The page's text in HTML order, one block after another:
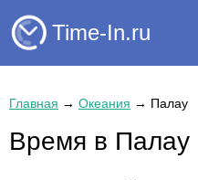
Time-In.ru
Главная → Океания → Палау
Время в Палау